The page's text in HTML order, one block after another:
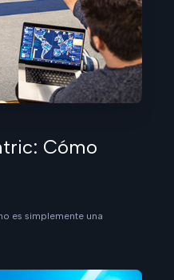
Cómo
es simplemente una